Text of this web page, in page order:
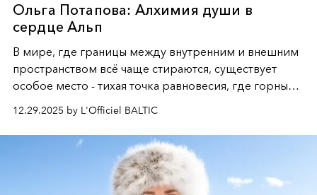
Ольга Потапова: Алхимия души в
сердце Альп
В мире, где границы между внутренним и внешним
пространством всё чаще стираются, существует
особое место - тихая точка равновесия, где горные
глубинами человеческой души. Здесь, на стыке
вечного льда и вечных вопросов, живёт и творит
Ольга Потапова - женщина, чей путь от поиска
истины превратился в искусство превращения
человеческих кризисов в возможности для
12.29.2025 by L'Officiel BALTIC